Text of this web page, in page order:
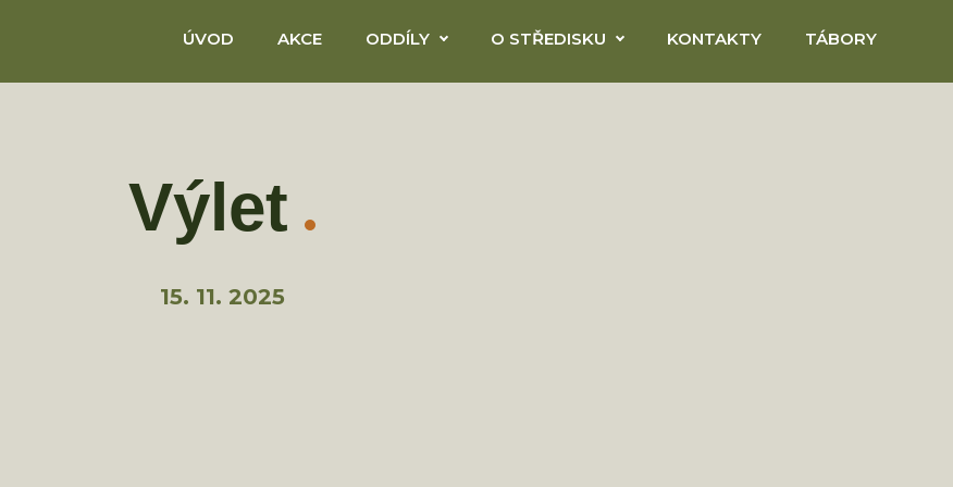
ÚVOD AKCE ODDÍLY O STŘEDISKU KONTAKTY TÁBORY
Výlet
15. 11. 2025